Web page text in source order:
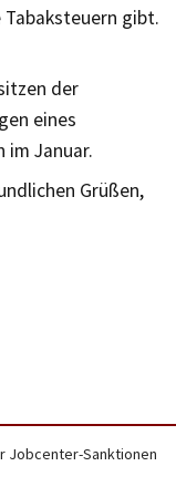
gibt.
der
eines
Januar.
Grüßen,
Jobcenter-Sanktionen